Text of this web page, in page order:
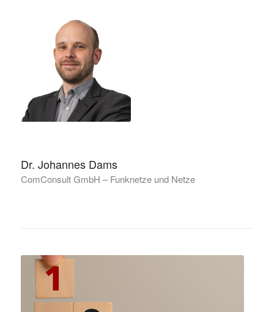
Dr. Johannes Dams
ComConsult GmbH – Funknetze und Netze